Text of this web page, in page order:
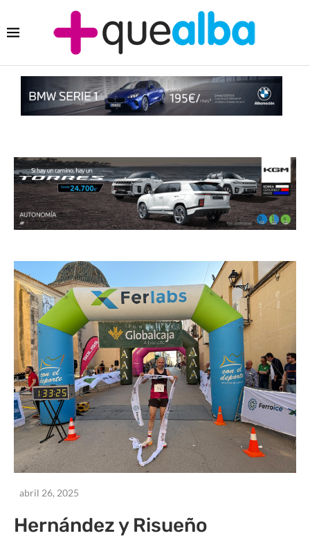
abril 26, 2025
Hernández y Risueño